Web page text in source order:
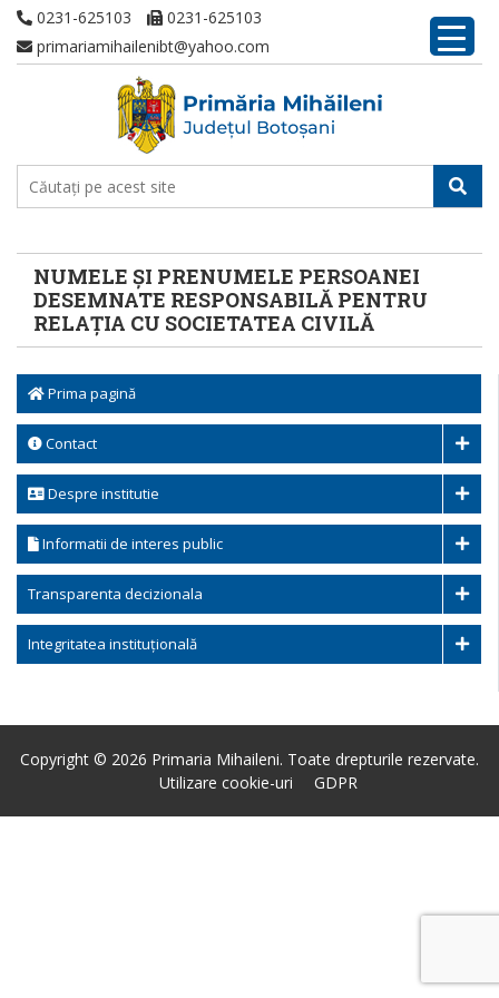
0231-625103
0231-625103
primariamihailenibt@yahoo.com
NUMELE ȘI PRENUMELE PERSOANEI
DESEMNATE RESPONSABILĂ PENTRU
RELAȚIA CU SOCIETATEA CIVILĂ
Prima pagină
Contact
Despre institutie
Informatii de interes public
Transparenta decizionala
Integritatea instituțională
Copyright © 2026 Primaria Mihaileni. Toate drepturile rezervate.
Utilizare cookie-uri
GDPR